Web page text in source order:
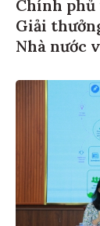
Chính
Giải
Nhà nước